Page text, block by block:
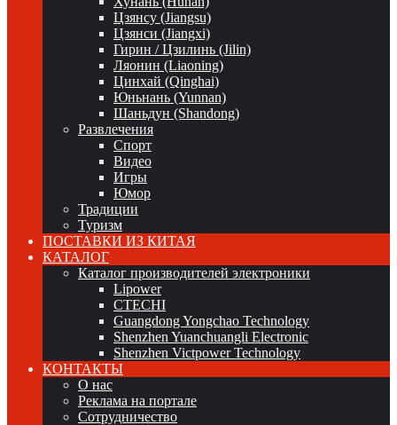
Цзянсу (Jiangsu)
Цзянси (Jiangxi)
Гирин / Цзилинь (Jilin)
Ляонин (Liaoning)
Цинхай (Qinghai)
Юньнань (Yunnan)
Шаньдун (Shandong)
Развлечения
Спорт
Видео
Игры
Юмор
Традиции
Туризм
ПОСТАВКИ ИЗ КИТАЯ
КАТАЛОГ
Каталог производителей электроники
Lipower
CTECHI
Guangdong Yongchao Technology
Shenzhen Yuanchuangli Electronic
Shenzhen Victpower Technology
КОНТАКТЫ
О нас
Реклама на портале
Сотрудничество